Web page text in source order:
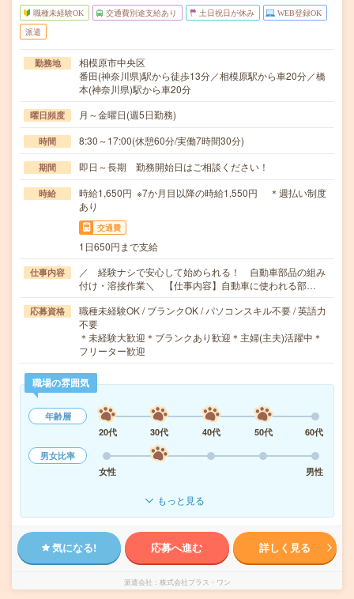
職種未経験OK 交通費別途支給あり 土日祝日が休み WEB登録OK
派遣
勤務地
相模原市中央区
番田(神奈川県)駅から徒歩13分／相模原駅から車20分／橋
本(神奈川県)駅から車20分
曜日頻度 月～金曜日(週5日勤務)
時間 8:30～17:00(休憩60分/実働7時間30分)
期間 即日～長期 勤務開始日はご相談ください！
時給
時給1,650円 ※7か月目以降の時給1,550円 ＊週払い制度
あり
交通費
1日650円まで支給
仕事内容
／ 経験ナシで安心して始められる！ 自動車部品の組み
付け・溶接作業＼ 【仕事内容】自動車に使われる部…
応募資格
職種未経験OK / ブランクOK / パソコンスキル不要 / 英語力
不要
＊未経験大歓迎＊ブランクあり歓迎＊主婦(主夫)活躍中＊
フリーター歓迎
職場の雰囲気
年齢層
20代
30代 40代 50代
60代
男女比率
女性
男性
もっと見る
気になる! 応募へ進む 詳しく見る
派遣会社 株式会社プラス・ワン